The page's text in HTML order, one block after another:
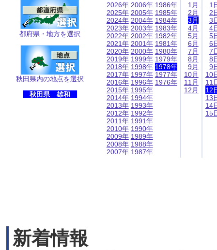
都府県・地方を選択
秋田県内の地点を選択
秋田県 雄和
2026年
2025年
2024年
2023年
2022年
2021年
2020年
2019年
2018年
2017年
2016年
2015年
2014年
2013年
2012年
2011年
2010年
2009年
2008年
2007年
2006年
2005年
2004年
2003年
2002年
2001年
2000年
1999年
1998年
1997年
1996年
1995年
1994年
1993年
1992年
1991年
1990年
1989年
1988年
1987年
1986年
1985年
1984年
1983年
1982年
1981年
1980年
1979年
1978年
1977年
1976年
1月
2月
3月
4月
5月
6月
7月
8月
9月
10月
11月
12月
1
2
3
4
5
6
7
8
9
10
11
12
13
14
15
新着情報